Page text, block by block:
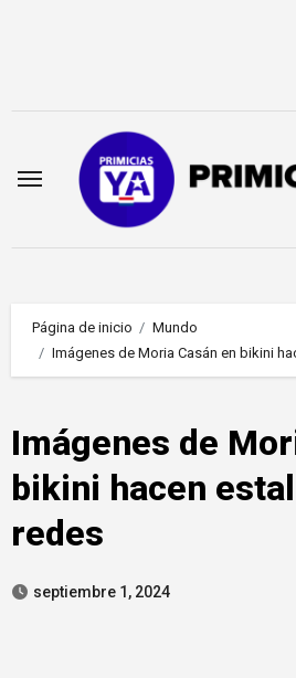
Página de inicio
Mundo
Imágenes de Moria Casán en bikini
Imágenes de
bikini hacen
redes
septiembre 1, 2024